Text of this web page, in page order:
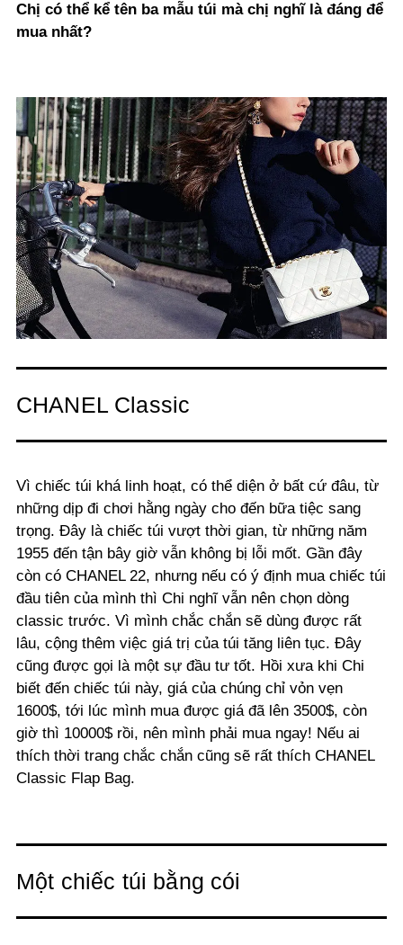
Chị có thể kể tên ba mẫu túi mà chị nghĩ là đáng để
mua nhất?
CHANEL Classic
Vì chiếc túi khá linh hoạt, có thể diện ở bất cứ đâu, từ
những dịp đi chơi hằng ngày cho đến bữa tiệc sang
trọng. Đây là chiếc túi vượt thời gian, từ những năm
1955 đến tận bây giờ vẫn không bị lỗi mốt. Gần đây
còn có CHANEL 22, nhưng nếu có ý định mua chiếc túi
đầu tiên của mình thì Chi nghĩ vẫn nên chọn dòng
classic trước. Vì mình chắc chắn sẽ dùng được rất
lâu, cộng thêm việc giá trị của túi tăng liên tục. Đây
cũng được gọi là một sự đầu tư tốt. Hồi xưa khi Chi
biết đến chiếc túi này, giá của chúng chỉ vỏn vẹn
1600$, tới lúc mình mua được giá đã lên 3500$, còn
giờ thì 10000$ rồi, nên mình phải mua ngay! Nếu ai
thích thời trang chắc chắn cũng sẽ rất thích CHANEL
Classic Flap Bag.
Một chiếc túi bằng cói